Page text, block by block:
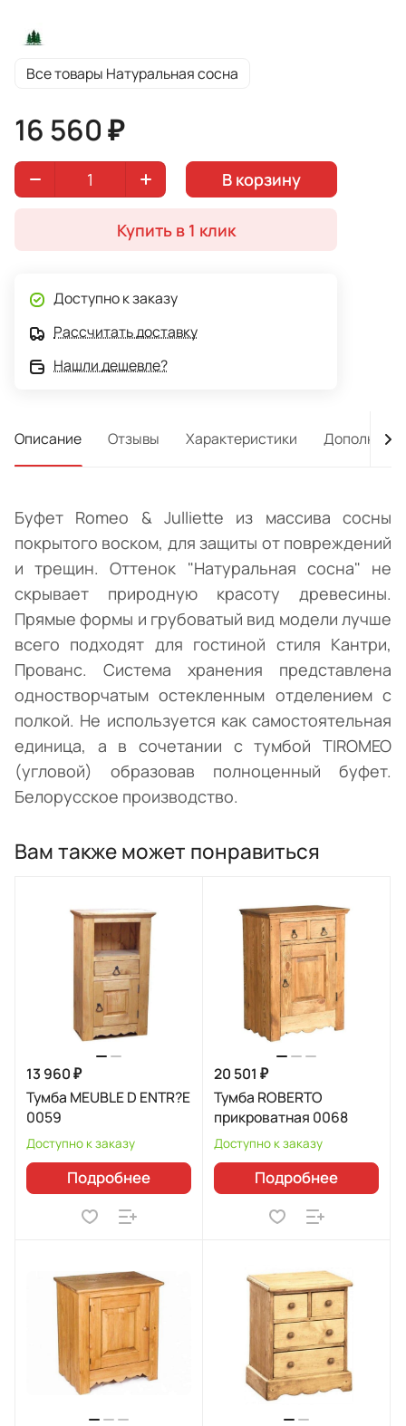
одностворчатым остекленным отделением с полкой.
Не используется как самостоятельная единица, а в
сочетании с тумбой TIROMEO (угловой) образовав
Все товары Натуральная сосна
16 560 ₽
В корзину
Купить в 1 клик
Доступно к заказу
Рассчитать доставку
Нашли дешевле?
Описание Отзывы Характеристики
Буфет Romeo & Julliette из массива сосны
покрытого воском, для защиты от повреждений
и трещин. Оттенок "Натуральная сосна" не
скрывает природную красоту древесины.
Прямые формы и грубоватый вид модели лучше
всего подходят для гостиной стиля Кантри,
Прованс. Система хранения представлена
одностворчатым остекленным отделением с
полкой. Не используется как самостоятельная
единица, а в сочетании с тумбой TIROMEO
(угловой) образовав полноценный буфет.
Белорусское производство.
Вам также может понравиться
13 960 ₽
Тумба MEUBLE D ENTR?E
0059
Доступно к заказу
Подробнее
20 501 ₽
Тумба ROBERTO
прикроватная 0068
Доступно к заказу
Подробнее